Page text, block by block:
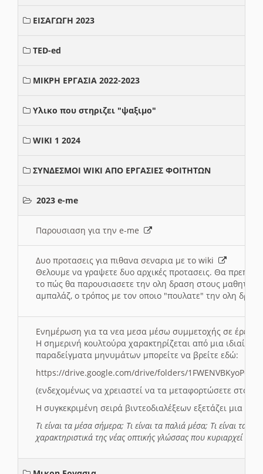
ΕΙΣΑΓΩΓΗ 2023
TED-ed
ΜΙΚΡΗ ΕΡΓΑΣΙΑ 2022-2023
Υλικο που στηριζει "ψαξιμο"
WIKI 1 2024
ΣΥΝΔΕΣΜΟΙ WIKI ΑΠΟ ΕΡΓΑΣΙΕΣ ΦΟΙΤΗΤΩΝ
2023 e-me
Παρουσιαση για την e-me
Δυο προτασεις για πιθανα σεναρια με το wiki
Θελουμε να γραψετε δυο αρχικές προτασεις. Θα πρεπει
το πώς θα παρουσιασετε την ολη δραση στους μαθητες
αμπαλάζ, ο τρόπος με τον οποιο "πουλατε" την ολη
Ενημέρωση για τα νεα μεσα μέσω συμμετοχής σε
Η σημερινή κουλτούρα χαρακτηρίζεται από μια
παραδείγματα μηνυμάτων μπορείτε να βρείτε εδώ:
https://drive.google.com/drive/folders/
(ενδεχομένως να χρειαστεί να τα μεταφορτώσετε στο
Η συγκεκριμένη σειρά βιντεοδιαλέξεων εξετάζει μια
Τι είναι τα μέσα σήμερα; Τι είναι τα παλιά μέσα; Τι είναι τα
χαρακτηριστικά της νέας οπτικής γλώσσας που κυριαρχεί